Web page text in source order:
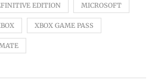
EDITION MICROSOFT
XBOX GAME PASS